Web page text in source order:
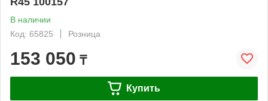
В наличии
Код: 65825
Розница
153 050 ₸
Купить